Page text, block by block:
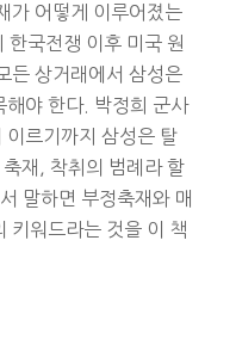
가 어떻게 이루어졌는
한국전쟁 이후 미국 원
든 상거래에서 삼성은
해야 한다. 박정희 군사
이르기까지 삼성은 탈
재, 착취의 범례라 할
말하면 부정축재와 매
키워드라는 것을 이 책